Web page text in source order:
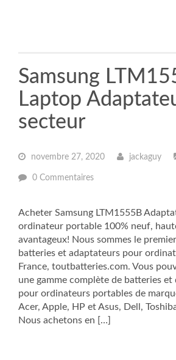
Samsung
Laptop
secteur
novembre 27, 2020 jackaguy
0 Commentaires
Acheter Samsung LTM1555B
ordinateur portable 100% neuf,
avantageux! Nous sommes le
batteries et adaptateurs pour
France, toutbatteries.com. Vous
une gamme complète de batteries et
pour ordinateurs portables de
Acer, Apple, HP et Asus, Dell,
Nous achetons en […]